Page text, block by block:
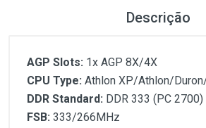
Descrição
AGP Slots: 1x AGP 8X/4X
CPU Type: Athlon XP/Athlon/
DDR Standard: DDR 333 (PC 2700)
FSB: 333/266MHz